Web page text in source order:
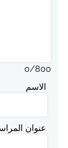
0/800
الاسم
عنوان